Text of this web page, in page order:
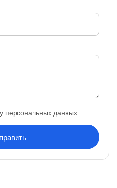
персональных данных